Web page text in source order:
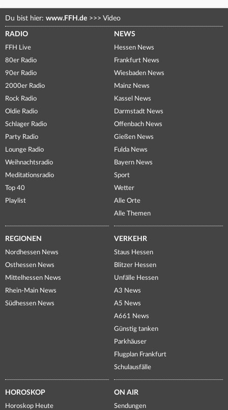
Du bist hier: www.FFH.de >>> Video
RADIO
FFH Live
80er Radio
90er Radio
2000er Radio
Rock Radio
Oldie Radio
Schlager Radio
Party Radio
Lounge Radio
Weihnachtsradio
Meditationsradio
Top 40
Playlist
NEWS
Hessen News
Frankfurt News
Wiesbaden News
Mainz News
Kassel News
Darmstadt News
Offenbach News
Gießen News
Fulda News
Bayern News
Sport
Wetter
Alle Orte
Alle Themen
REGIONEN
Nordhessen News
Osthessen News
Mittelhessen News
Rhein-Main News
Südhessen News
VERKEHR
Staus Hessen
Blitzer Hessen
Unfälle Hessen
A3 News
A5 News
A661 News
Günstig tanken
Parkhäuser
Flugplan Frankfurt
Schulausfälle
HOROSKOP
Horoskop Heute
ON AIR
Sendungen